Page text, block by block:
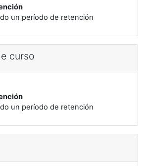
un período de retención
curso
un período de retención